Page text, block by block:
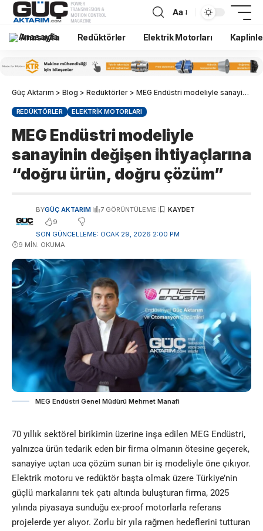
Aa
Anasayfa Redüktörler Elektrik Motorları
Güç Aktarım > Blog > Redüktörler > MEG Endüstri modeliyle sanayinin değişen ihtiyaçlarına “doğru ürün, doğru çözüm”
REDÜKTÖRLER ELEKTRIK MOTORLARI
MEG Endüstri modeliyle
sanayinin değişen ihtiyaçlarına
“doğru ürün, doğru çözüm”
SON GÜNCELLEME: OCAK 29, 2026 2:00 PM
BYGÜÇ AKTARIM
7 GÖRÜNTÜLEME
9
9 MIN. OKUMA
MEG Endüstri Genel Müdürü Mehmet Manafi
70 yıllık sektörel birikimin üzerine inşa edilen MEG Endüstri,
yalnızca ürün tedarik eden bir firma olmanın ötesine geçerek,
sanayiye uçtan uca çözüm sunan bir iş modeliyle öne çıkıyor.
Elektrik motoru ve redüktör başta olmak üzere Türkiye’nin
güçlü markalarını tek çatı altında buluşturan firma, 2025
yılında piyasaya sunduğu ex-proof motorlarla referans
projelerde yer alıyor. Zorlu bir yıla rağmen hedeflerini tutturan